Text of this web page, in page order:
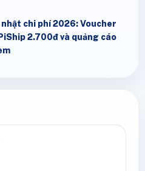
chi phí 2026: Voucher
2.700đ và quảng cáo